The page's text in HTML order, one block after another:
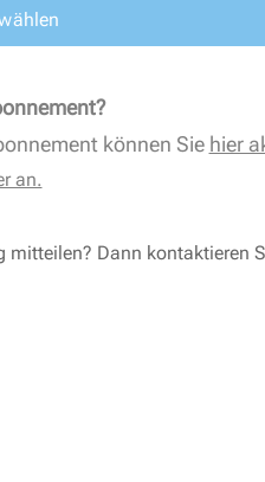
können Sie hier
an.
mitteilen? Dann kontaktieren